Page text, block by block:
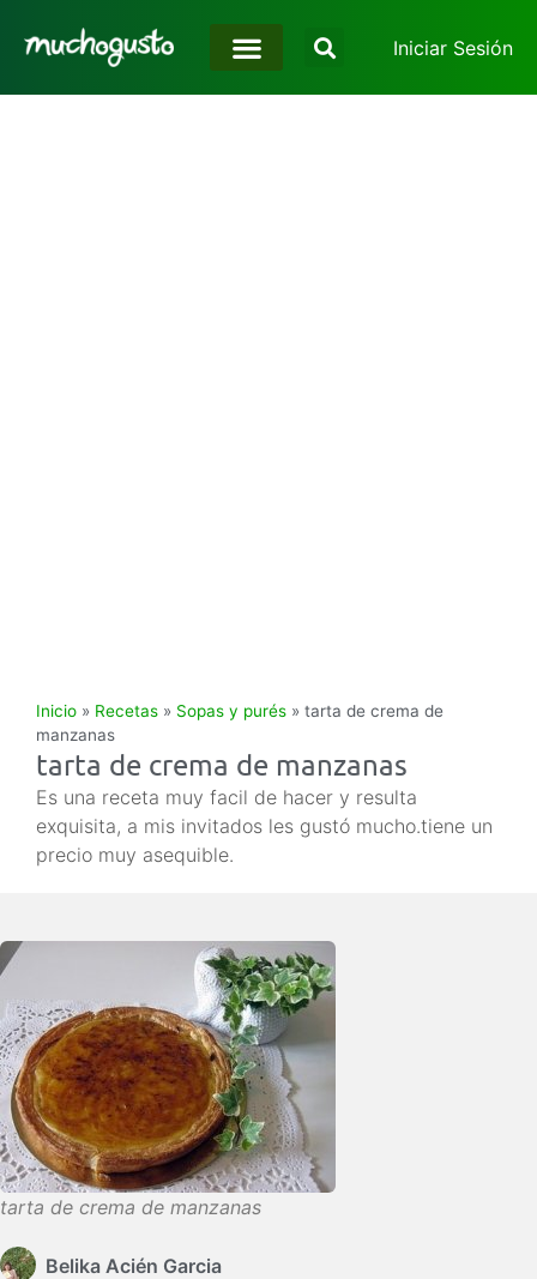
Iniciar Sesión
Inicio » Recetas » Sopas y purés » tarta de crema de
manzanas
tarta de crema de manzanas
Es una receta muy facil de hacer y resulta
exquisita, a mis invitados les gustó mucho.tiene un
precio muy asequible.
tarta de crema de manzanas
Belika Acién Garcia